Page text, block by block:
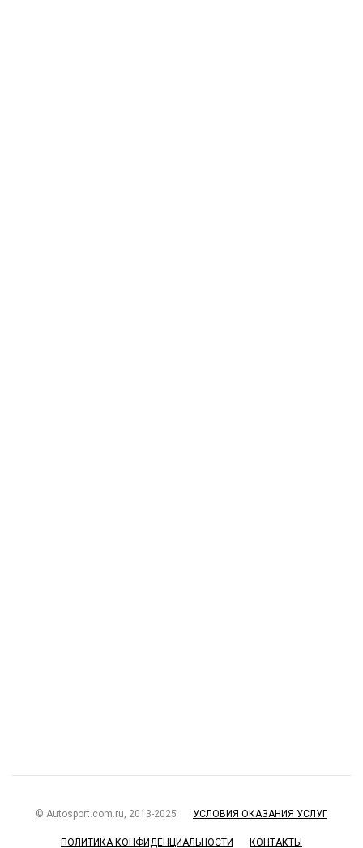
© Autosport.com.ru, 2013-2025 УСЛОВИЯ ОКАЗАНИЯ УСЛУГ
ПОЛИТИКА КОНФИДЕНЦИАЛЬНОСТИ КОНТАКТЫ